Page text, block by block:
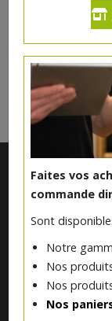
Faites vos
commande
Sont
Notre
Nos
Nos
Nos
DANS
Notre magasin